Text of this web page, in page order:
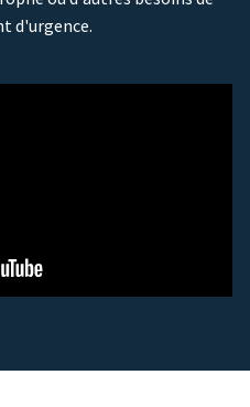
d'urgence.